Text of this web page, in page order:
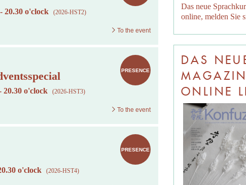
20.30 o'clock (2026-HST2)
To the event
PRESENCE
20.30 o'clock (2026-HST3)
To the event
PRESENCE
o'clock (2026-HST4)
Das neue
online, melden Sie
DAS
MAGAZIN
ONLINE